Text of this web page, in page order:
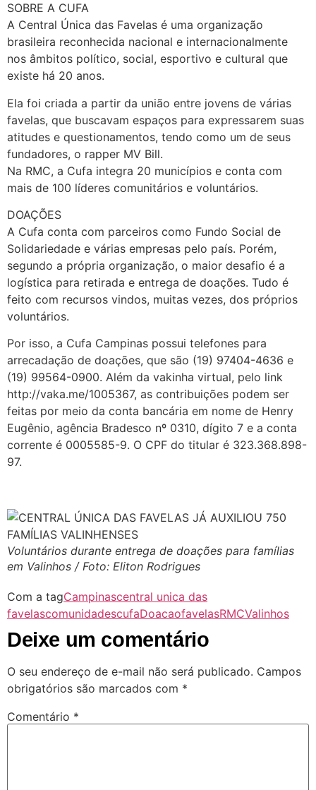
SOBRE A CUFA
A Central Única das Favelas é uma organização
brasileira reconhecida nacional e internacionalmente
nos âmbitos político, social, esportivo e cultural que
existe há 20 anos.
Ela foi criada a partir da união entre jovens de várias
favelas, que buscavam espaços para expressarem suas
atitudes e questionamentos, tendo como um de seus
fundadores, o rapper MV Bill.
Na RMC, a Cufa integra 20 municípios e conta com
mais de 100 líderes comunitários e voluntários.
DOAÇÕES
A Cufa conta com parceiros como Fundo Social de
Solidariedade e várias empresas pelo país. Porém,
segundo a própria organização, o maior desafio é a
logística para retirada e entrega de doações. Tudo é
feito com recursos vindos, muitas vezes, dos próprios
voluntários.
Por isso, a Cufa Campinas possui telefones para
arrecadação de doações, que são (19) 97404-4636 e
(19) 99564-0900. Além da vakinha virtual, pelo link
http://vaka.me/1005367, as contribuições podem ser
feitas por meio da conta bancária em nome de Henry
Eugênio, agência Bradesco nº 0310, dígito 7 e a conta
corrente é 0005585-9. O CPF do titular é 323.368.898-
97.
Voluntários durante entrega de doações para famílias
em Valinhos / Foto: Eliton Rodrigues
Com a tagCampinascentral unica das
favelascomunidadescufaDoacaofavelasRMCValinhos
Deixe um comentário
O seu endereço de e-mail não será publicado. Campos
obrigatórios são marcados com *
Comentário *